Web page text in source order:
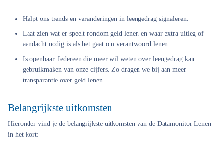
Helpt ons trends en veranderingen in leengedrag signaleren.
Laat zien wat er speelt rondom geld lenen en waar extra uitleg of
aandacht nodig is als het gaat om verantwoord lenen.
Is openbaar. Iedereen die meer wil weten over leengedrag kan
gebruikmaken van onze cijfers. Zo dragen we bij aan meer
transparantie over geld lenen.
Belangrijkste uitkomsten
Hieronder vind je de belangrijkste uitkomsten van de Datamonitor Lenen
in het kort: